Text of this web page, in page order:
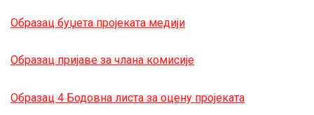
Образац буџета пројеката медији
Образац пријаве за члана комисије
Образац 4 Бодовна листа за оцену пројеката